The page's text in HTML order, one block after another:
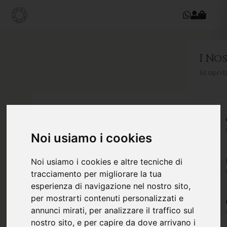
Noi usiamo i cookies
Noi usiamo i cookies e altre tecniche di
tracciamento per migliorare la tua
esperienza di navigazione nel nostro sito,
per mostrarti contenuti personalizzati e
annunci mirati, per analizzare il traffico sul
nostro sito, e per capire da dove arrivano i
I
Scopri